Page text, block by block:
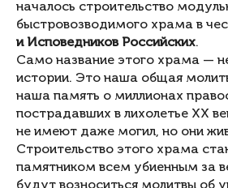
началось строительство
быстровозводимого храма в
и Исповедников Российских.
Само название этого храма —
истории. Это наша общая
наша память о миллионах
пострадавших в лихолетье XX
не имеют даже могил, но они
Строительство этого храма
памятником всем убиенным за